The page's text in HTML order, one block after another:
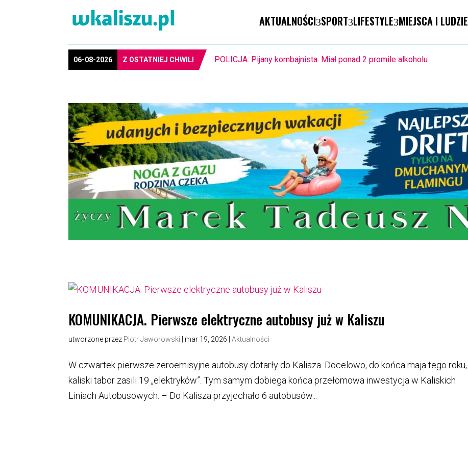
AKTUALNOŚCI SPORT LIFESTYLE MIEJSCA I LUDZIE
06-08-2026 Z OSTATNIEJ CHWILI MIASTO. Znika kebabowy ,,pałacyk”
KOMUNIKACJA. Pierwsze elektryczne autobusy już w Kaliszu
utworzone przez Piotr Jaworowski mar 19, 2026 |Aktualności
W czwartek pierwsze zeroemisyjne autobusy dotarły do Kalisza. Docelowo, do końca maja tego roku,
kaliski tabor zasili 19 „elektryków”. Tym samym dobiega końca przełomowa inwestycja w Kaliskich
Liniach Autobusowych. – Do Kalisza przyjechało 6 autobusów...